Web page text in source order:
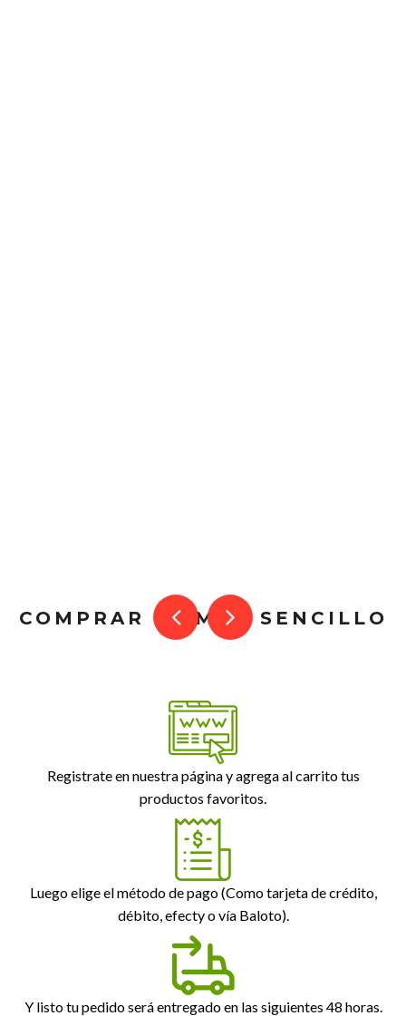
COMPRAR ES MUY SENCILLO
Registrate en nuestra página y agrega al carrito tus
productos favoritos.
Luego elige el método de pago (Como tarjeta de crédito,
débito, efecty o vía Baloto).
Y listo tu pedido será entregado en las siguientes 48 horas.